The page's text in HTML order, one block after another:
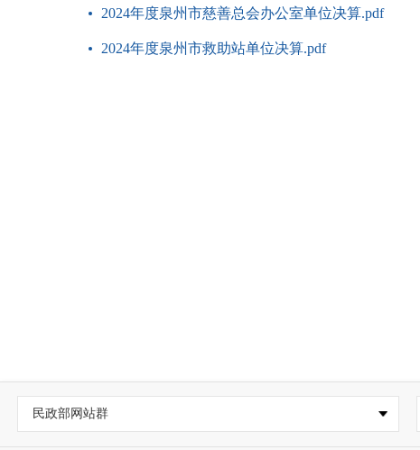
2024年度泉州市慈善总会办公室单位决算.pdf
2024年度泉州市救助站单位决算.pdf
民政部网站群